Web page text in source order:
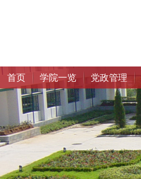
首页 学院一览 党政管理